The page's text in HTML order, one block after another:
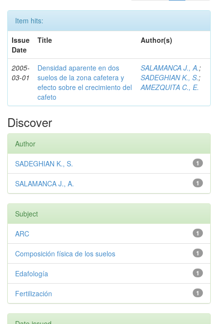
Item hits:
Issue
Date
Title Author(s)
2005-
03-01
Densidad aparente en dos
suelos de la zona cafetera y
efecto sobre el crecimiento del
cafeto
SALAMANCA J., A.;
SADEGHIAN K., S.;
AMEZQUITA C., E.
Discover
Author
1
SADEGHIAN K., S.
1
SALAMANCA J., A.
Subject
1
ARC
1
Composición física de los suelos
1
Edafología
1
Fertilización